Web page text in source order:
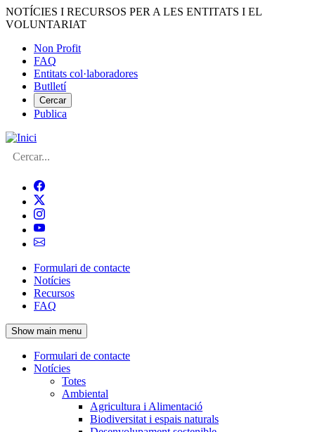
Vés
al
NOTÍCIES I RECURSOS PER A LES ENTITATS I EL
VOLUNTARIAT
Menú
del
compte
d'usuari
Non Profit
FAQ
Entitats col·laboradores
Butlletí
Cercar
Publica
Cerca
Navegació
principal
de
l'encapçalament
Formulari de contacte
Notícies
Recursos
FAQ
Show main menu
Navegació
principal
Formulari de contacte
Notícies
Totes
Ambiental
Agricultura i Alimentació
Biodiversitat i espais naturals